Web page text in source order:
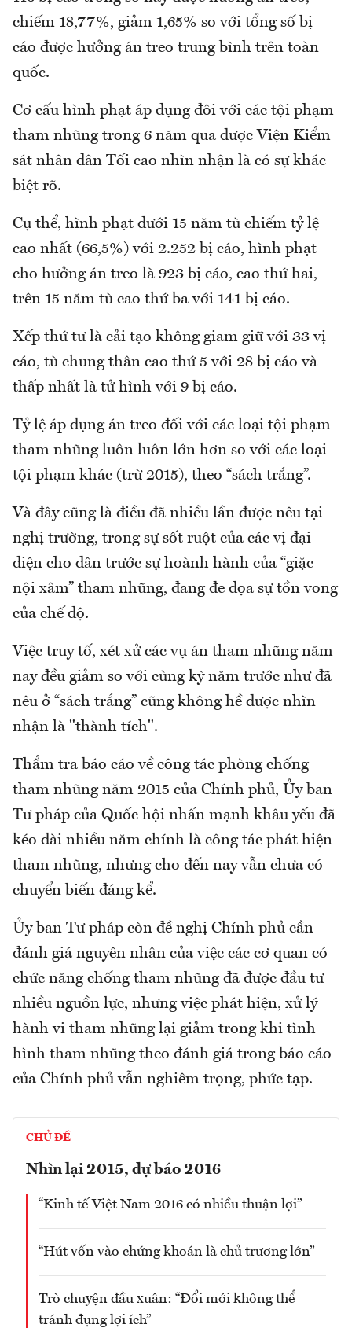
chiếm 18,77%, giảm 1,65% so với tổng số bị
cáo được hưởng án treo trung bình trên toàn
quốc.
Cơ cấu hình phạt áp dụng đôi với các tội phạm
tham nhũng trong 6 năm qua được Viện Kiểm
sát nhân dân Tối cao nhìn nhận là có sự khác
biệt rõ.
Cụ thể, hình phạt dưới 15 năm tù chiếm tỷ lệ
cao nhất (66,5%) với 2.252 bị cáo, hình phạt
cho hưởng án treo là 923 bị cáo, cao thứ hai,
trên 15 năm tù cao thứ ba với 141 bị cáo.
Xếp thứ tư là cải tạo không giam giữ với 33 vị
cáo, tù chung thân cao thứ 5 với 28 bị cáo và
thấp nhất là tử hình với 9 bị cáo.
Tỷ lệ áp dụng án treo đối với các loại tội phạm
tham nhũng luôn luôn lớn hơn so với các loại
tội phạm khác (trừ 2015), theo “sách trắng”.
Và đây cũng là điều đã nhiều lần được nêu tại
nghị trường, trong sự sốt ruột của các vị đại
diện cho dân trước sự hoành hành của “giặc
nội xâm” tham nhũng, đang đe dọa sự tồn vong
của chế độ.
Việc truy tố, xét xử các vụ án tham nhũng năm
nay đều giảm so với cùng kỳ năm trước như đã
nêu ở “sách trắng” cũng không hề được nhìn
nhận là "thành tích".
Thẩm tra báo cáo về công tác phòng chống
tham nhũng năm 2015 của Chính phủ, Ủy ban
Tư pháp của Quốc hội nhấn mạnh khâu yếu đã
kéo dài nhiều năm chính là công tác phát hiện
tham nhũng, nhưng cho đến nay vẫn chưa có
chuyển biến đáng kể.
Ủy ban Tư pháp còn đề nghị Chính phủ cần
đánh giá nguyên nhân của việc các cơ quan có
chức năng chống tham nhũng đã được đầu tư
nhiều nguồn lực, nhưng việc phát hiện, xử lý
hành vi tham nhũng lại giảm trong khi tình
hình tham nhũng theo đánh giá trong báo cáo
của Chính phủ vẫn nghiêm trọng, phức tạp.
CHỦ ĐỀ
Nhìn lại 2015, dự báo 2016
“Kinh tế Việt Nam 2016 có nhiều thuận lợi”
“Hút vốn vào chứng khoán là chủ trương lớn”
Trò chuyện đầu xuân: “Đổi mới không thể
tránh đụng lợi ích”